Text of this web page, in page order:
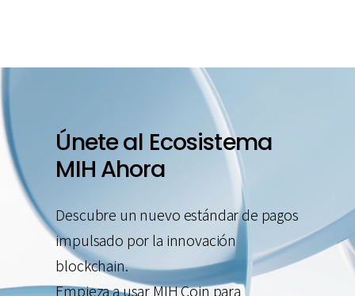
Úneteal Ecosistema
MIH Ahora
Descubre un nuevo estándar de pagos
impulsado por la innovación
blockchain.
Empieza a usar MIH Coin para